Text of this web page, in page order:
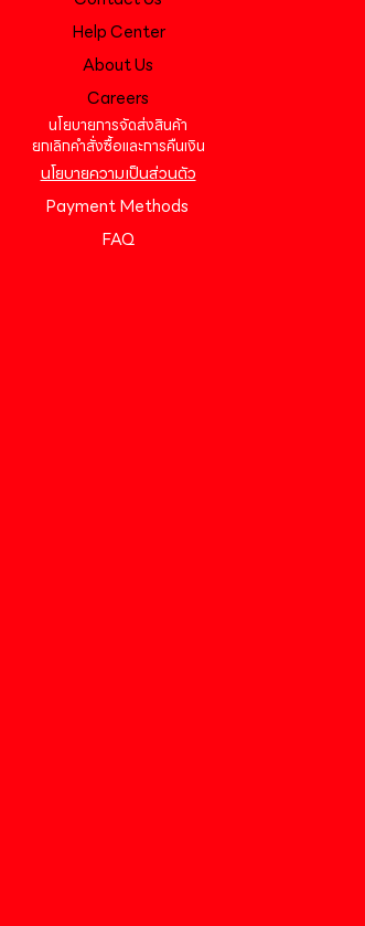
Help Center
About Us
Careers
นโยบายการจัดส่งสินค้า
ยกเลิกคำสั่งซื้อและการคืนเงิน
นโยบายความเป็นส่วนตัว
Payment Methods
FAQ